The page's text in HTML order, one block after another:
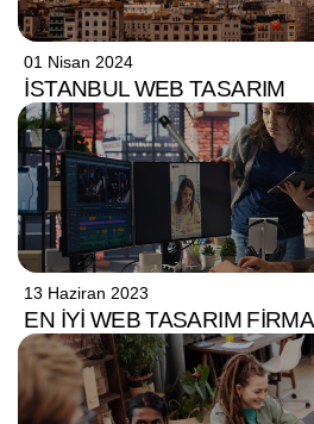
01 Nisan 2024
İSTANBUL WEB TASARIM
13 Haziran 2023
EN İYI WEB TASARIM